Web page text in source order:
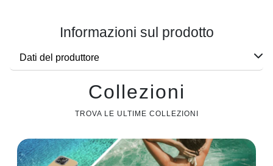
Informazioni sul prodotto
Dati del produttore
Collezioni
TROVA LE ULTIME COLLEZIONI